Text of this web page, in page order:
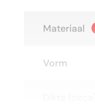
Materiaal
Vorm